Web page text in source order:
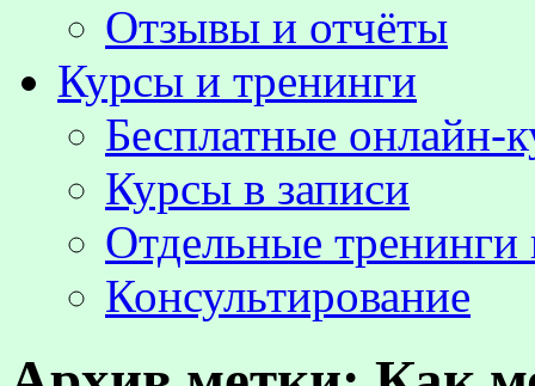
Отзывы и отчёты
Курсы и тренинги
Бесплатные онлайн-
Курсы в записи
Отдельные тренинги
Консультирование